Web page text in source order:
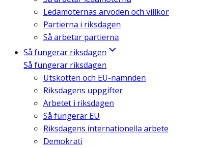
Ledamöternas arvoden och villkor
Partierna i riksdagen
Så arbetar partierna
Så fungerar riksdagen
Så fungerar riksdagen
Utskotten och EU-nämnden
Riksdagens uppgifter
Arbetet i riksdagen
Så fungerar EU
Riksdagens internationella arbete
Demokrati